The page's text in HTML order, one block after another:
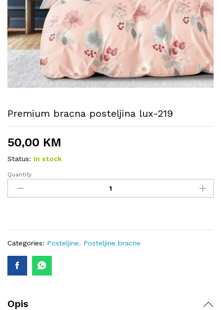
Premium bracna posteljina lux-219
50,00 KM
Status: In stock
Premium
bracna
posteljina
quantity
Quantity
Categories: Posteljine, Posteljine bracne
Opis